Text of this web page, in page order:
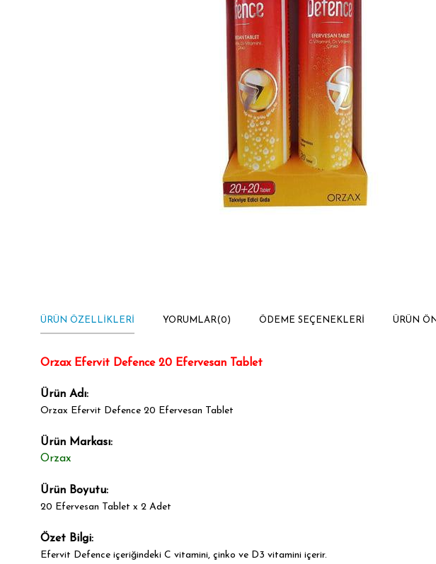
ÜRÜN ÖZELLIKLERI YORUMLAR(0) ÖDEME SEÇENEKLERI ÜRÜN
Orzax Efervit Defence 20 Efervesan Tablet
Ürün Adı:
Orzax Efervit Defence 20 Efervesan Tablet
Ürün Markası:
Orzax
Ürün Boyutu:
20 Efervesan Tablet x 2 Adet
Özet Bilgi:
Efervit Defence içeriğindeki C vitamini, çinko ve D3 vitamini içerir.